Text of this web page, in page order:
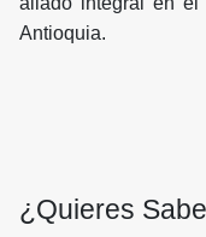
Antioquia.
¿Quieres